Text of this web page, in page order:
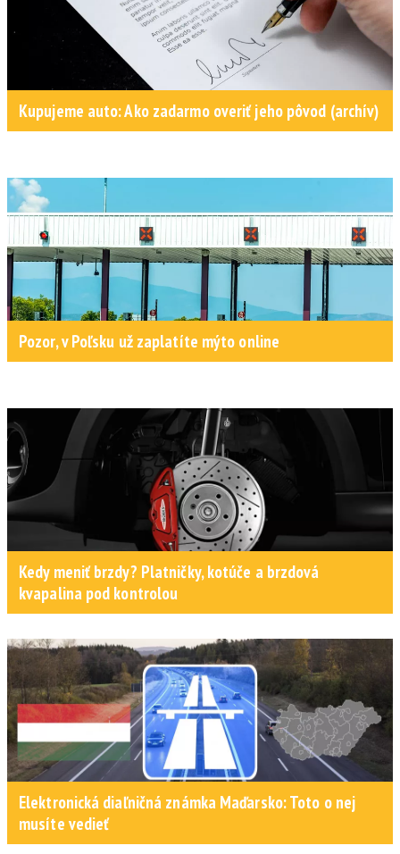
Kupujeme auto: Ako zadarmo overiť jeho pôvod (archív)
Pozor, v Poľsku už zaplatíte mýto online
Kedy meniť brzdy? Platničky, kotúče a brzdová
kvapalina pod kontrolou
Elektronická diaľničná známka Maďarsko: Toto o nej
musíte vedieť